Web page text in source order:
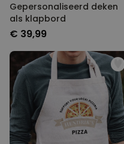
Gepersonaliseerd deken
als klapbord
€ 39,99